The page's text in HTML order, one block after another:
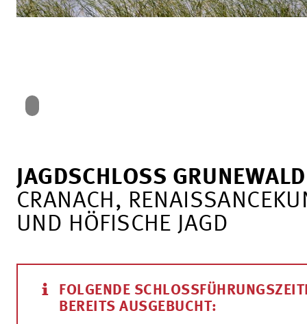
JAGDSCHLOSS GRUNEWALD
CRANACH,
UND HÖFISCHE JAGD
FOLGENDE
BEREITS AUSGEBUCHT: